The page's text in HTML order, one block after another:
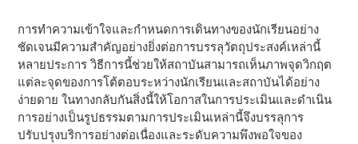
การทําความเข้าใจและกําหนดการเดินทางของนักเรียนอย่าง
ชัดเจนมีความสําคัญอย่างยิ่งต่อการบรรลุวัตถุประสงค์เหล่านี้
หลายประการ วิธีการนี้ช่วยให้สถาบันสามารถเห็นภาพจุดวิกฤต
แต่ละจุดของการโต้ตอบระหว่างนักเรียนและสถาบันได้อย่าง
ง่ายดาย ในทางกลับกันสิ่งนี้ให้โอกาสในการประเมินและดําเนิน
การอย่างเป็นรูปธรรมตามการประเมินเหล่านี้จึงบรรลุการ
ปรับปรุงบริการอย่างต่อเนื่องและระดับความพึงพอใจของ